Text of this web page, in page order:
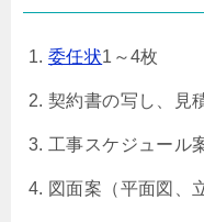
委任状1～4枚
契約書の写し、見
工事スケジュール
図面案（平面図、